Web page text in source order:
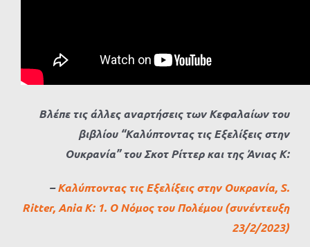
Βλέπε τις άλλες αναρτήσεις των Κεφαλαίων του
βιβλίου “Καλύπτοντας τις Εξελίξεις στην
Ουκρανία” του Σκοτ Ρίττερ και της Άνιας Κ:
–Καλύπτοντας τις Εξελίξεις στην Ουκρανία, S.
Ritter, Ania K: 1. Ο Νόμος του Πολέμου (συνέντευξη
23/2/2023)